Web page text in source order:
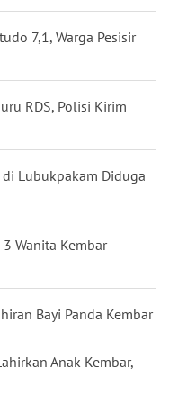
7,1, Warga Pesisir
RDS, Polisi Kirim
Lubukpakam Diduga
Wanita Kembar
Bayi Panda Kembar
Anak Kembar,